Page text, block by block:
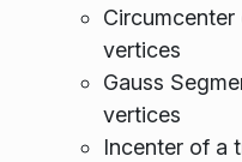
vertices
Gauss
vertices
Incenter of a